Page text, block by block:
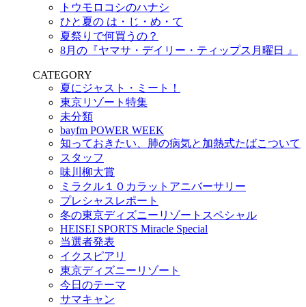
トウモロコシのハナシ
ひと夏の は・じ・め・て
夏祭りで何買うの？
8月の『ヤマサ・デイリー・ティップス月曜日 』
CATEGORY
夏にジャスト・ミート！
東京リゾート特集
未分類
bayfm POWER WEEK
知っておきたい、肺の病気と加熱式たばこついて
スタッフ
味川柳大賞
ミラクル１０カラットアニバーサリー
プレシャスレポート
冬の東京ディズニーリゾートスペシャル
HEISEI SPORTS Miracle Special
当選者発表
イクスピアリ
東京ディズニーリゾート
今日のテーマ
サマキャン